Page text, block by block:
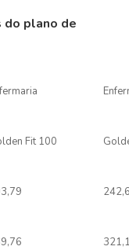
do plano de
Fit 100